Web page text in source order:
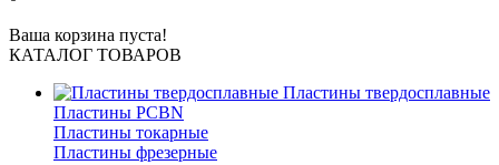
Ваша корзина пуста!
КАТАЛОГ ТОВАРОВ
Пластины твердосплавные
Пластины PCBN
Пластины токарные
Пластины фрезерные